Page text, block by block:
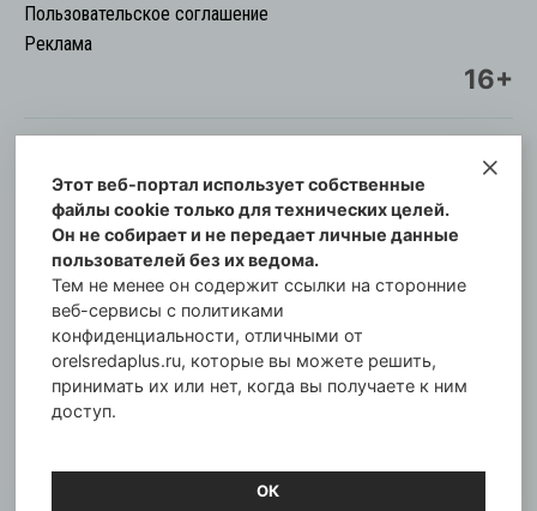
Пользовательское соглашение
Реклама
16+
© Информационный городской портал
Орловская cреда-плюс, 2021-2026
Свидетельство о регистрации СМИ: ПИ №57-
00254 от 29 октября 2013 г.
Газета зарегистрирована Управлением
Федеральной службы по надзору в сфере связи,
информационных технологий и массовых
коммуникаций по Орловской области.
Главный редактор: Татьяна Филёва
Этот веб-портал использует собственные
файлы cookie только для технических целей.
Он не собирает и не передает личные данные
пользователей без их ведома.
Тем не менее он содержит ссылки на сторонние
веб-сервисы с политиками
конфиденциальности, отличными от
orelsredaplus.ru, которые вы можете решить,
принимать их или нет, когда вы получаете к ним
доступ.
ОК